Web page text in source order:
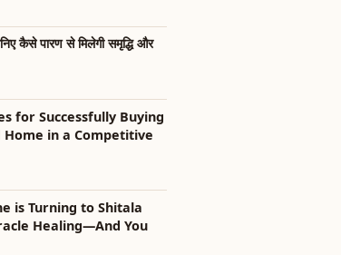
कैसे पारण से मिलेगी समृद्धि और
for Successfully Buying
Home in a Competitive
is Turning to Shitala
Healing—And You